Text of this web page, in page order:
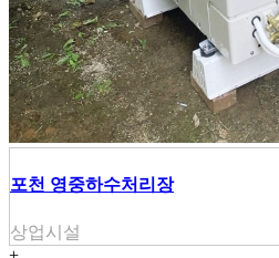
포천 영중하수처리장
상업시설